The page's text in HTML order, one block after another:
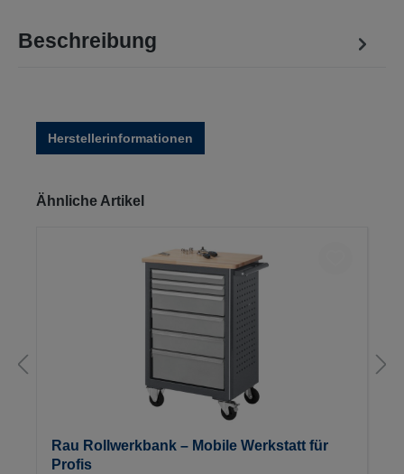
Beschreibung
Herstellerinformationen
Produktgalerie überspringen
Ähnliche Artikel
Rau Rollwerkbank – Mobile Werkstatt für
Profis